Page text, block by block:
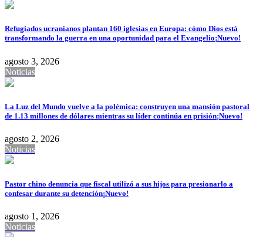
Refugiados ucranianos plantan 160 iglesias en Europa: cómo Dios está
transformando la guerra en una oportunidad para el Evangelio¡Nuevo!
agosto 3, 2026
Noticias
La Luz del Mundo vuelve a la polémica: construyen una mansión pastoral
de 1.13 millones de dólares mientras su líder continúa en prisión¡Nuevo!
agosto 2, 2026
Noticias
Pastor chino denuncia que fiscal utilizó a sus hijos para presionarlo a
confesar durante su detención¡Nuevo!
agosto 1, 2026
Noticias